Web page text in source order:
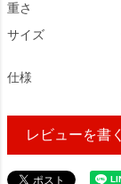
重さ
サイズ
仕様
レビューを書く